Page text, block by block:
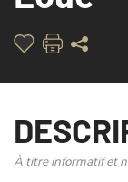
À titre informatif et